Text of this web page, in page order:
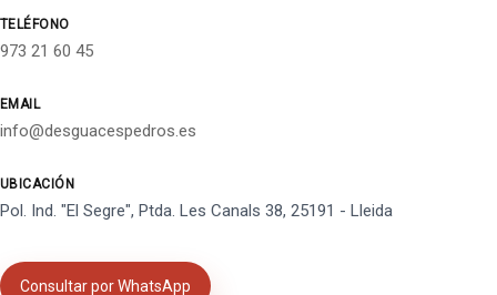
TELÉFONO
973 21 60 45
EMAIL
info@desguacespedros.es
UBICACIÓN
Pol. Ind. "El Segre", Ptda. Les Canals 38, 25191 - Lleida
Consultar por WhatsApp